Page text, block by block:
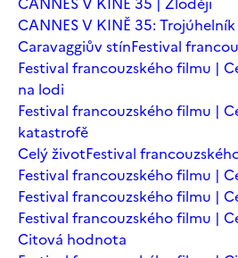
CANNES V KINĚ 35:
Caravaggiův stínFestival
Festival francouzského filmu |
na lodi
Festival francouzského filmu |
katastrofě
Celý životFestival
Festival francouzského filmu |
Festival francouzského filmu |
Festival francouzského filmu |
Citová hodnota